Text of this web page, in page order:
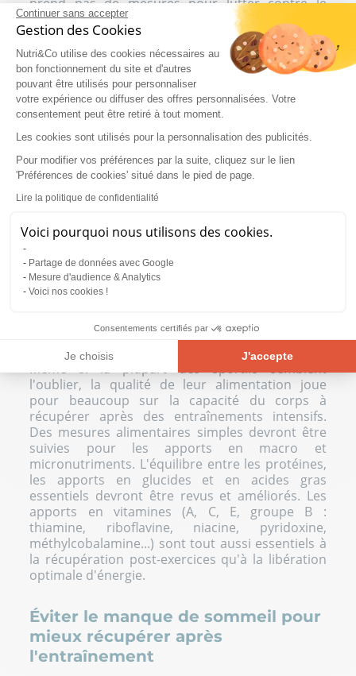
Continuer sans accepter
Gestion des Cookies
Nutri&Co utilise des cookies nécessaires au
bon fonctionnement du site et d'autres
pouvant être utilisés pour personnaliser
votre expérience ou diffuser des offres personnalisées. Votre
consentement peut être retiré à tout moment.
Les cookies sont utilisés pour la personnalisation des publicités.
Pour modifier vos préférences par la suite, cliquez sur le lien
'Préférences de cookies' situé dans le pied de page.
Lire la politique de confidentialité
Voici pourquoi nous utilisons des cookies.
Partage de données avec Google
Mesure d'audience & Analytics
Voici nos cookies !
Consentements certifiés par
Je choisis J'accepte
Axeptio consent
Plateforme de Gestion du Consentement : Personnalisez vos
Notre plateforme vous permet d'adapter et de gérer vos
surentraînement, les conséquences vont
progressivement s'aggraver, entraînant un arrêt
total de la pratique sportive suite à un
épuisement généralisé avec une incapacité de
récupérer après l'exercice.
Comment réduire les troubles
physiologiques liés au
surentraînement ?
Réduire le risque ou les dommages imposés par
appropriées, tant pour l'entraînement lui-même
qu'en matière de nutrition sportive, de repos et
d'adaptation à l'exercice.
Adopter une alimentation sportive
risques d'épuisement
Même si la plupart des sportifs semblent
l'oublier, la qualité de leur alimentation joue
pour beaucoup sur la capacité du corps à
récupérer après des entraînements intensifs.
Des mesures alimentaires simples devront être
suivies pour les apports en macro et
micronutriments. L'équilibre entre les protéines,
les apports en glucides et en acides gras
essentiels devront être revus et améliorés. Les
apports en vitamines (A, C, E, groupe B :
thiamine, riboflavine, niacine, pyridoxine,
méthylcobalamine...) sont tout aussi essentiels à
la récupération post-exercices qu'à la libération
optimale d'énergie.
Éviter le manque de sommeil pour
mieux récupérer après
l'entraînement